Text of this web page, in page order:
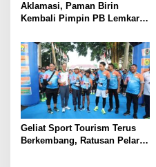
Aklamasi, Paman Birin
Kembali Pimpin PB Lemkari
Geliat Sport Tourism Terus
Berkembang, Ratusan Pelari